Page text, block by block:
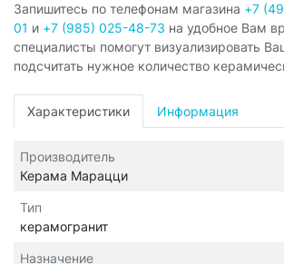
Запишитесь по телефонам магазина +7
01 и +7 (985) 025-48-73 на удобное Вам
специалисты помогут визуализировать
подсчитать нужное количество
Характеристики Информация
Производитель
Керама Марацци
Тип
керамогранит
Назначение